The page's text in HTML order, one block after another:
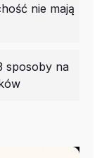
nie mają
sposoby na